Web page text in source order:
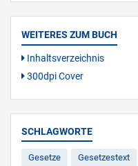
WEITERES ZUM BUCH
Inhaltsverzeichnis
300dpi Cover
SCHLAGWORTE
Gesetze Gesetzestext